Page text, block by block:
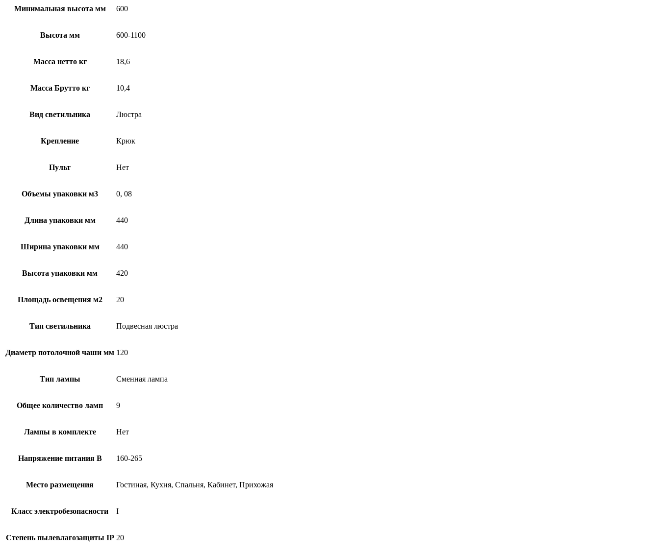
Минимальная высота мм 600
Высота мм 600-1100
Масса нетто кг 18,6
Масса Брутто кг 10,4
Вид светильника Люстра
Крепление Крюк
Пульт Нет
Объемы упаковки м3 0, 08
Длина упаковки мм 440
Ширина упаковки мм 440
Высота упаковки мм 420
Площадь освещения м2 20
Тип светильника Подвесная люстра
Диаметр потолочной чаши мм 120
Тип лампы Сменная лампа
Общее количество ламп 9
Лампы в комплекте Нет
Напряжение питания В 160-265
Место размещения Гостиная, Кухня, Спальня, Кабинет, Прихожая
Класс электробезопасности I
Степень пылевлагозащиты IP 20